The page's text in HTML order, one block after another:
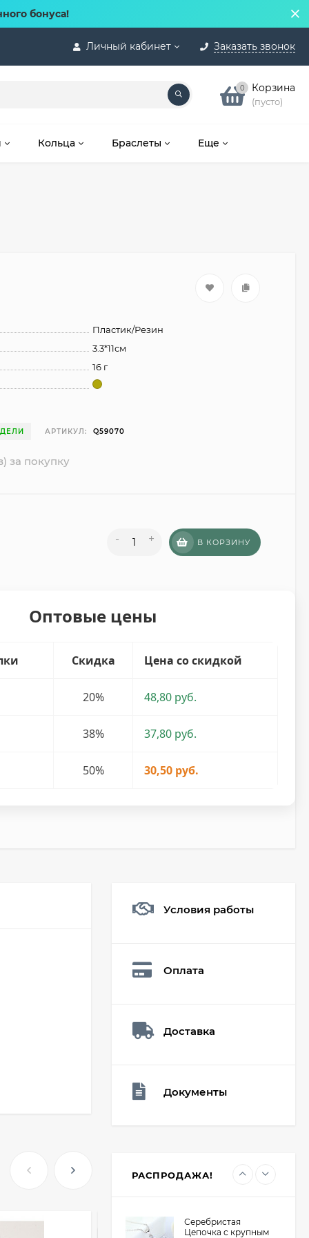
бонуса!
Личный кабинет Заказать звонок
0 Корзина
(пусто)
Кольца Браслеты Еще
Пластик/Резин
3.3*11см
16 г
АРТИКУЛ: Q59070
за покупку
- + В КОРЗИНУ
Оптовые цены
Скидка Цена со скидкой
20% 48,80 руб.
38% 37,80 руб.
50% 30,50 руб.
Условия работы
Оплата
Доставка
Документы
РАСПРОДАЖА!
19₽
Мешочек (5*7см)
Серебристая
Цепочка с крупным